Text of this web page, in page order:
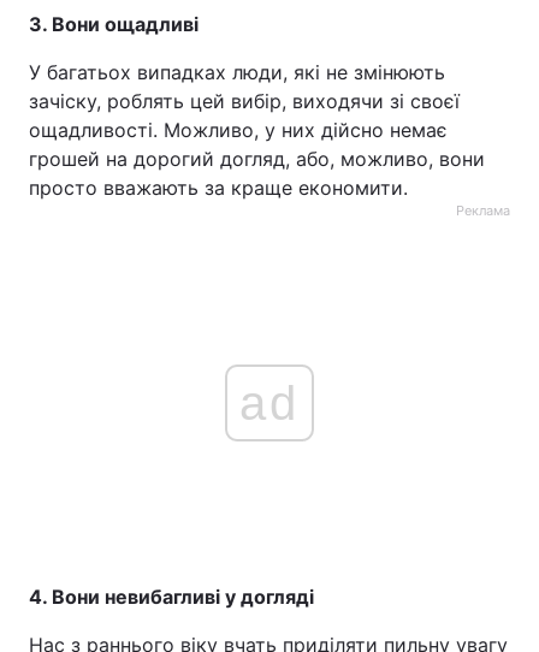
3. Вони ощадливі
У багатьох випадках люди, які не змінюють
зачіску, роблять цей вибір, виходячи зі своєї
ощадливості. Можливо, у них дійсно немає
грошей на дорогий догляд, або, можливо, вони
просто вважають за краще економити.
Реклама
ad
4. Вони невибагливі у догляді
Нас з раннього віку вчать приділяти пильну увагу